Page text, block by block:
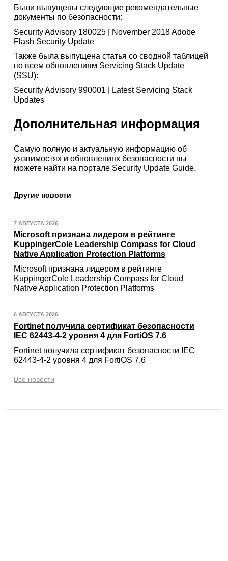
Были выпущены следующие рекомендательные
документы по безопасности:
Security Advisory 180025 | November 2018 Adobe
Flash Security Update
Также была выпущена статья со сводной таблицей
по всем обновлениям Servicing Stack Update
(SSU):
Security Advisory 990001 | Latest Servicing Stack
Updates
Дополнительная информация
Самую полную и актуальную информацию об
уязвимостях и обновлениях безопасности вы
можете найти на портале Security Update Guide.
Другие новости
7 АВГУСТА 2026
Microsoft признана лидером в рейтинге
KuppingerCole Leadership Compass for Cloud
Native Application Protection Platforms
Microsoft признана лидером в рейтинге
KuppingerCole Leadership Compass for Cloud
Native Application Protection Platforms
6 АВГУСТА 2026
Fortinet получила сертификат безопасности
IEC 62443-4-2 уровня 4 для FortiOS 7.6
Fortinet получила сертификат безопасности IEC
62443-4-2 уровня 4 для FortiOS 7.6
Все новости